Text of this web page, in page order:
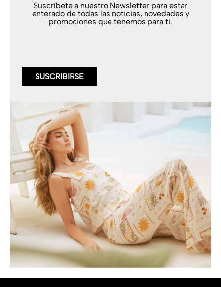
Suscríbete a nuestro Newsletter para estar
enterado de todas las noticias, novedades y
promociones que tenemos para ti.
SUSCRIBIRSE